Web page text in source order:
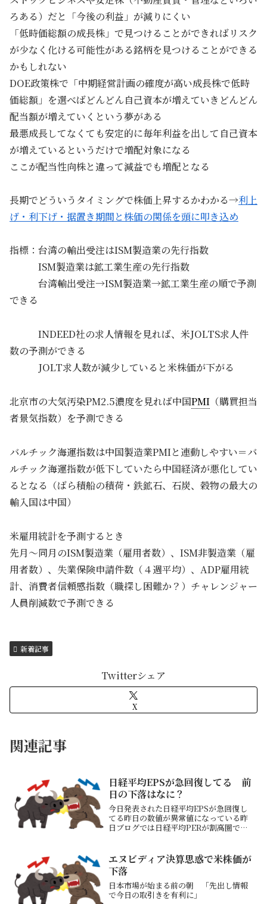
ろある）だと「今後の利益」が減りにくい
「低時価総額の成長株」で見つけることができればリスク
が少なく化ける可能性がある銘柄を見つけることができる
かもしれない
DOE政策株で「中期経営計画の確度が高い成長株で低時
価総額」を選べばどんどん自己資本が増えていきどんどん
配当額が増えていくという夢がある
最悪成長してなくても安定的に毎年利益を出して自己資本
が増えているというだけで増配対象になる
ここが配当性向株と違って減益でも増配となる
長期でどういうタイミングで株価上昇するかわかる→利上
げ・利下げ・据置き期間と株価の関係を頭に叩き込め
指標：台湾の輸出受注はISM製造業の先行指数
ISM製造業は鉱工業生産の先行指数
台湾輸出受注→ISM製造業→鉱工業生産の順で予測
できる
INDEED社の求人情報を見れば、米JOLTS求人件
数の予測ができる
JOLT求人数が減少していると米株価が下がる
北京市の大気汚染PM2.5濃度を見れば中国PMI （購買担当
者景気指数）を予測できる
バルチック海運指数は中国製造業PMIと連動しやすい＝バ
ルチック海運指数が低下していたら中国経済が悪化してい
るとなる（ばら積船の積荷・鉄鉱石、石炭、穀物の最大の
輸入国は中国）
米雇用統計を予測するとき
先月～同月のISM製造業（雇用者数）、ISM非製造業（雇
用者数）、失業保険申請件数（４週平均）、ADP雇用統
計、消費者信頼感指数（職探し困難か？）チャレンジャー
人員削減数で予測できる
新着記事
Twitterシェア
X
関連記事
日経平均EPSが急回復してる 前
日の下落はなに？
今日発表された日経平均EPSが急回復し
てる昨日の数値が異常値になっている昨
日ブログでは日経平均PERが割高圏で売
ると思うがこんなんじゃあてにできない
SBI証券資産評価額...
エヌビディア決算思惑で米株価が
下落
日本市場が始まる前の朝 「先出し情報
で今日の取引きを有利に」